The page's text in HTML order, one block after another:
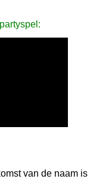
van de naam is